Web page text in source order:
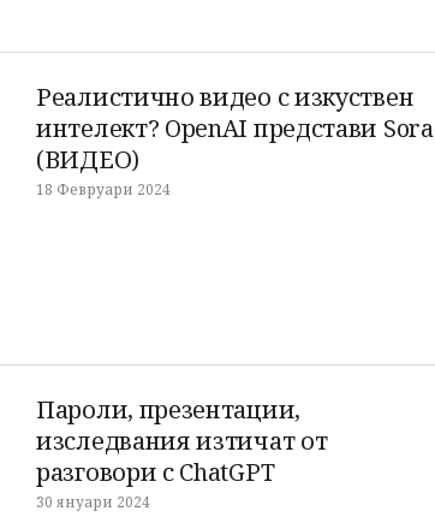
Реалистично видео с изкуствен
интелект? OpenAI представи Sora
(ВИДЕО)
18 Февруари 2024
Пароли, презентации,
изследвания изтичат от
разговори с ChatGPT
30 януари 2024